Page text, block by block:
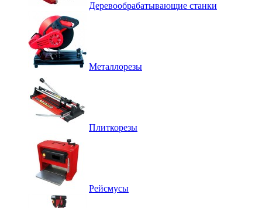
Деревообрабатывающие станки
Металлорезы
Плиткорезы
Рейсмусы